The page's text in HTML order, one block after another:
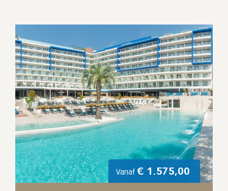
Vanaf € 1.575,00